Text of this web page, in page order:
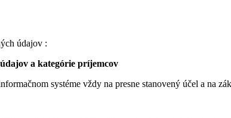
údajov :
a kategórie príjemcov
systéme vždy na presne stanovený účel a na